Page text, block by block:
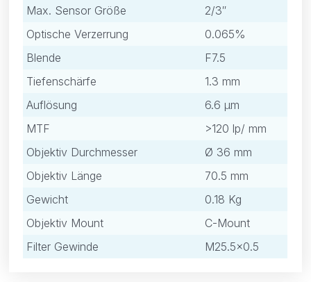
Max. Sensor Größe
2/3″
Optische Verzerrung
0.065%
Blende
F7.5
Tiefenschärfe
1.3 mm
Auflösung
6.6 μm
MTF
>120 lp/ mm
Objektiv Durchmesser
Ø 36 mm
Objektiv Länge
70.5 mm
Gewicht
0.18 Kg
Objektiv Mount
C-Mount
Filter Gewinde
M25.5×0.5